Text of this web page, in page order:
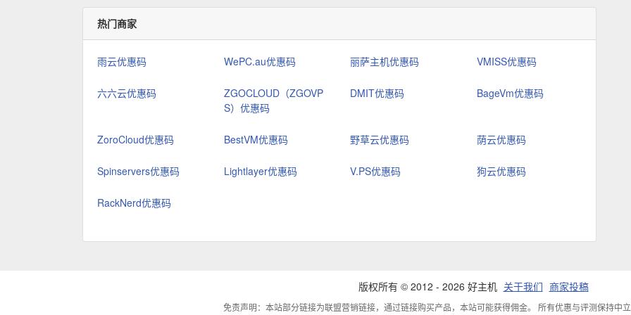
热门商家
雨云优惠码 WePC.au优惠码 丽萨主机优惠码 VMISS优惠码
六六云优惠码
ZGOCLOUD（ZGOVP
S）优惠码
DMIT优惠码 BageVm优惠码
ZoroCloud优惠码 BestVM优惠码 野草云优惠码 荫云优惠码
Spinservers优惠码 Lightlayer优惠码 V.PS优惠码 狗云优惠码
RackNerd优惠码
版权所有 © 2012 - 2026 好主机 关于我们 商家投稿
免责声明：本站部分链接为联盟营销链接，通过链接购买产品，本站可能获得佣金。 所有优惠与评测保持中立